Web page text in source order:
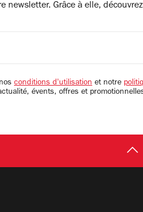
newsletter. Grâce à elle,
conditions d'utilisation et notre
évents, offres et